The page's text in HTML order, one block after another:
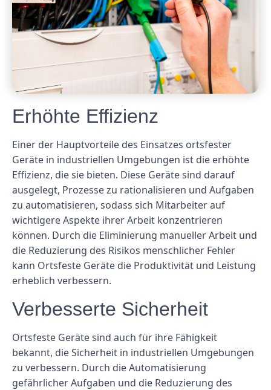
Erhöhte Effizienz
Einer der Hauptvorteile des Einsatzes ortsfester
Geräte in industriellen Umgebungen ist die erhöhte
Effizienz, die sie bieten. Diese Geräte sind darauf
ausgelegt, Prozesse zu rationalisieren und Aufgaben
zu automatisieren, sodass sich Mitarbeiter auf
wichtigere Aspekte ihrer Arbeit konzentrieren
können. Durch die Eliminierung manueller Arbeit und
die Reduzierung des Risikos menschlicher Fehler
kann Ortsfeste Geräte die Produktivität und Leistung
erheblich verbessern.
Verbesserte Sicherheit
Ortsfeste Geräte sind auch für ihre Fähigkeit
bekannt, die Sicherheit in industriellen Umgebungen
zu verbessern. Durch die Automatisierung
gefährlicher Aufgaben und die Reduzierung des